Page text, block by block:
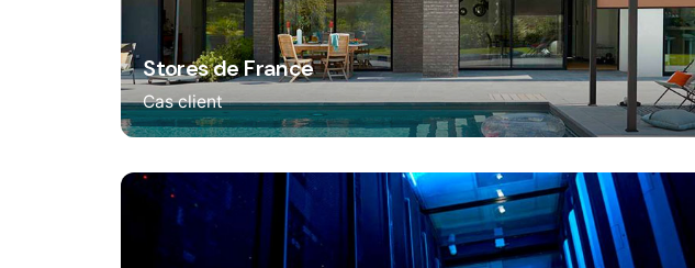
Stores de France
Cas client